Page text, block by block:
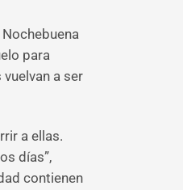
para
a ser
a ellas.
días”,
contienen